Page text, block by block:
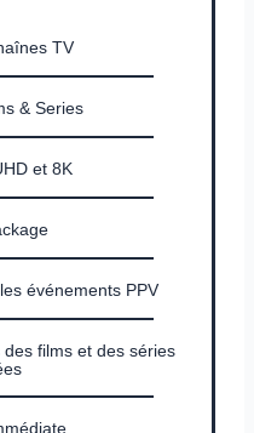
TV
& Series
et 8K
événements PPV
films et des séries